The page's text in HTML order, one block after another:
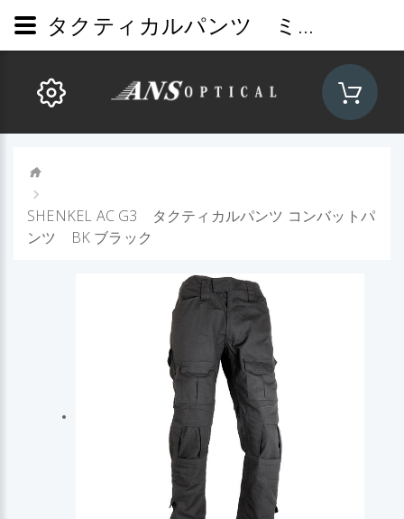
SHENKEL AC G3 タクティカルパンツ コンバットパ
ンツ BK ブラック
タクティカルパンツ ミリタリーパンツ kty